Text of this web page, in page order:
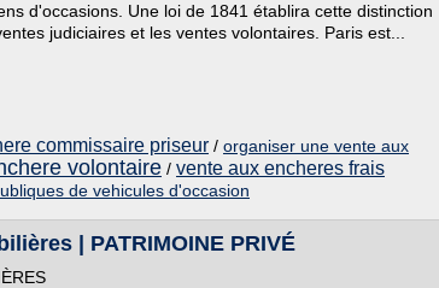
d'occasions. Une loi de 1841 établira cette distinction
judiciaires et les ventes volontaires. Paris est...
commissaire priseur / organiser une vente aux
volontaire / vente aux encheres frais
de vehicules d'occasion
| PATRIMOINE PRIVÉ